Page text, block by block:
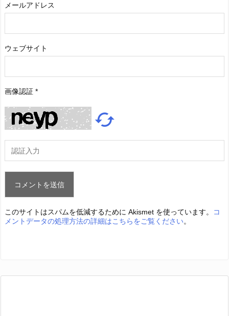
メールアドレス
ウェブサイト
画像認証 *

このサイトはスパムを低減するために Akismet を使っています。
コ
メントデータの処理方法の詳細はこちらをご覧ください。